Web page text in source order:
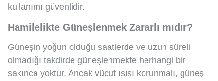
kullanımı güvenlidir.
Hamilelikte Güneşlenmek Zararlı mıdır?
Güneşin yoğun olduğu saatlerde ve uzun süreli
olmadığı takdirde güneşlenmekte herhangi bir
sakınca yoktur. Ancak vücut ısısı korunmalı, güneş